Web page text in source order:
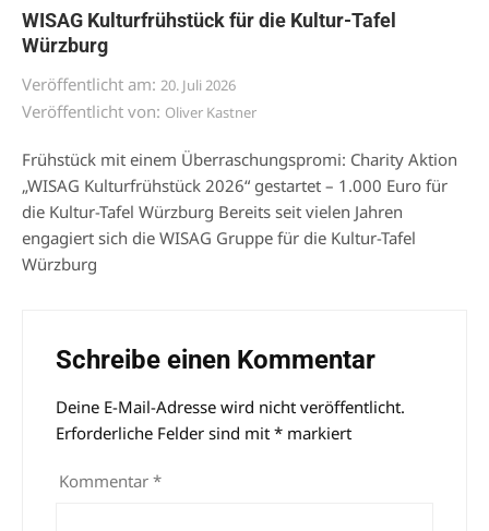
WISAG Kulturfrühstück für die Kultur-Tafel
Würzburg
Veröffentlicht am: 20. Juli 2026
Veröffentlicht von: Oliver Kastner
Frühstück mit einem Überraschungspromi: Charity Aktion
„WISAG Kulturfrühstück 2026“ gestartet – 1.000 Euro für
die Kultur-Tafel Würzburg Bereits seit vielen Jahren
engagiert sich die WISAG Gruppe für die Kultur-Tafel
Würzburg
Schreibe einen Kommentar
Deine E-Mail-Adresse wird nicht veröffentlicht.
Erforderliche Felder sind mit * markiert
Kommentar *
Alternative: